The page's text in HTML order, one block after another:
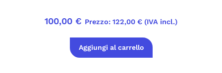
100,00 € Prezzo: 122,00 € (IVA incl.)
Aggiungi al carrello